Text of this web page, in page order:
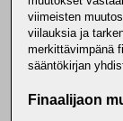
viimeisten
viilauksia ja
merkittävimpänä
sääntökirjan
Finaalijaon